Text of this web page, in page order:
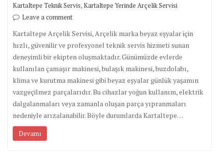
Kartaltepe Teknik Servis,Kartaltepe Yerinde Arçelik Servisi
Leave a comment
Kartaltepe Arçelik Servisi, Arçelik marka beyaz eşyalar için
hızlı, güvenilir ve profesyonel teknik servis hizmeti sunan
deneyimli bir ekipten oluşmaktadır. Günümüzde evlerde
kullanılan çamaşır makinesi, bulaşık makinesi, buzdolabı,
klima ve kurutma makinesi gibi beyaz eşyalar günlük yaşamın
vazgeçilmez parçalarıdır. Bu cihazlar yoğun kullanım, elektrik
dalgalanmaları veya zamanla oluşan parça yıpranmaları
nedeniyle arızalanabilir. Böyle durumlarda Kartaltepe…
Devamı